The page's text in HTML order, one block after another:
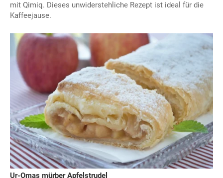
mit Qimiq. Dieses unwiderstehliche Rezept ist ideal für die
Kaffeejause.
Ur-Omas mürber Apfelstrudel